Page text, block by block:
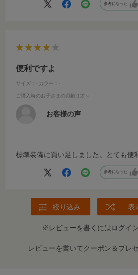
参考になった
便利ですよ
サイズ：- カラー：-
ご購入時のお子さまの月齢:1才～
お客様の声
標準装備に買い足しました。とても便
参考になった
絞り込み 表
※レビューを書くにはログイン
レビューを書いてクーポン＆プレ